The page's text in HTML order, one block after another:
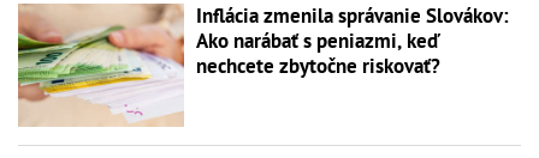
Inflácia zmenila správanie Slovákov:
Ako narábať s peniazmi, keď
nechcete zbytočne riskovať?